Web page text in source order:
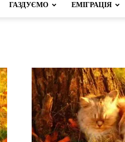
ГАЗДУЄМО ЕМІГРАЦІЯ